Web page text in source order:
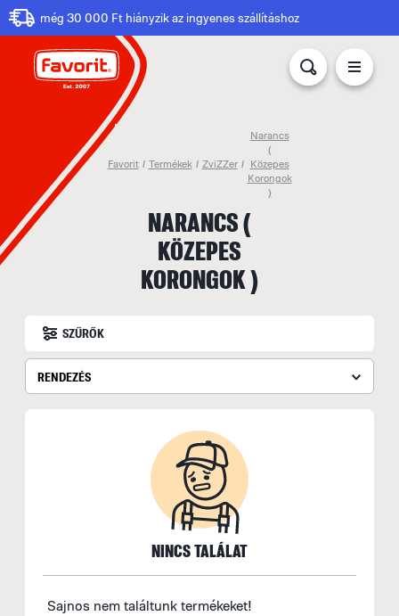
még 30 000 Ft hiányzik az ingyenes szállításhoz
Favorit / Termékek / ZviZZer /
Narancs
(
Közepes
Korongok
)
NARANCS (
KÖZEPES
KORONGOK )
SZŰRŐK
RENDEZÉS
NINCS TALÁLAT
Sajnos nem találtunk termékeket!